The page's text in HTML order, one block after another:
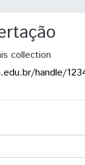
collection
handle/